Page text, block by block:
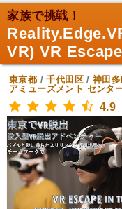
家族で挑戦！
VR) VR
東京都 /千代田区/神田
アミューズメント センタ
4.9